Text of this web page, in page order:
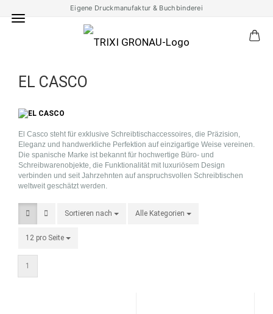
Eigene Druckmanufaktur & Buchbinderei
EL CASCO
El Casco steht für exklusive Schreibtischaccessoires, die Präzision,
Eleganz und handwerkliche Perfektion auf einzigartige Weise vereinen.
Die spanische Marke ist bekannt für hochwertige Büro- und
Schreibwarenobjekte, die Funktionalität mit luxuriösem Design
verbinden und seit Jahrzehnten auf anspruchsvollen Schreibtischen
weltweit geschätzt werden.
Sortieren nach
Sortieren nach Alle Kategorien
pro Seite
12 pro Seite
pro Seite
1